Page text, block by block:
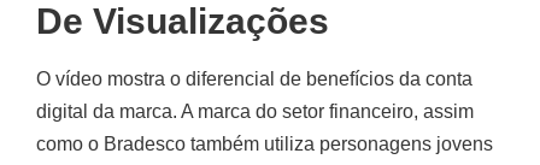
De Visualizações
O vídeo mostra o diferencial de benefícios da conta
digital da marca. A marca do setor financeiro, assim
como o Bradesco também utiliza personagens jovens